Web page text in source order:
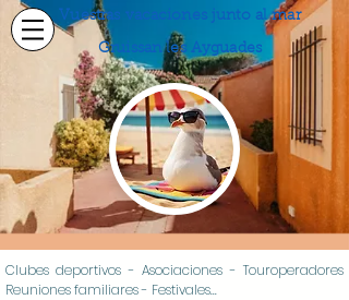
Vuestras vacaciones junto al mar
Gruissan les Ayguades
Clubes deportivos - Asociaciones - Touroperadores
Reuniones familiares - Festivales...